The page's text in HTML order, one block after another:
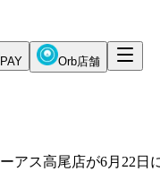
PAY Orb店舗
アス高尾店が6月22日